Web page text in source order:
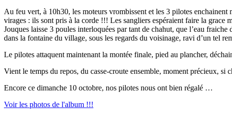
Au feu vert, à 10h30, les moteurs vrombissent et les 3 pilotes enchainent
virages : ils sont pris à la corde !!! Les sangliers espéraient faire la grace
Jouques laisse 3 poules interloquées par tant de chahut, que l’eau
dans la fontaine du village, sous les regards du voisinage, ravi d’un tel
Le pilotes attaquent maintenant la montée finale, pied au plancher,
Vient le temps du repos, du casse-croute ensemble, moment précieux,
Encore ce dimanche 10 octobre, nos pilotes nous ont bien régalé …
Voir les photos de l'album !!!